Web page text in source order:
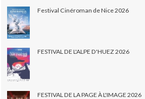
Festival Cinéroman de Nice 2026
FESTIVAL DE L'ALPE D'HUEZ 2026
FESTIVAL DE LA PAGE À L'IMAGE 2026